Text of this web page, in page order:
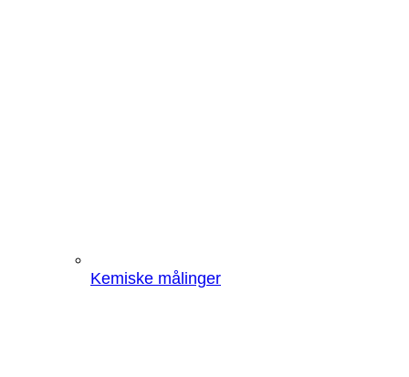
Kemiske målinger